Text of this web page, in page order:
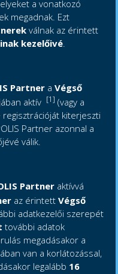
a vonatkozó
megadnak. Ezt
válnak az érintett
kezelőivé.
Partner aVégső
aktív [1] (vagy a
kiterjeszti
Partner azonnal a
válik.
Partner aktívvá
az érintettVégső
adatkezelői szerepét
további adatok
megadásakor a
van a korlátozással,
legalább 16